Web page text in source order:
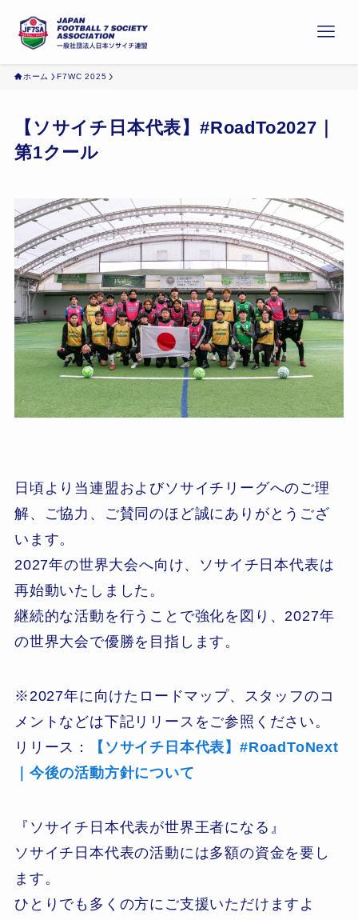
ホーム F7WC 2025
【ソサイチ日本代表】#RoadTo2027｜
第1クール
日頃より当連盟およびソサイチリーグへのご理
解、ご協力、ご賛同のほど誠にありがとうござ
います。
2027年の世界大会へ向け、ソサイチ日本代表は
再始動いたしました。
継続的な活動を行うことで強化を図り、2027年
の世界大会で優勝を目指します。
※2027年に向けたロードマップ、スタッフのコ
メントなどは下記リリースをご参照ください。
リリース：
【ソサイチ日本代表】#RoadToNext
｜今後の活動方針について
『ソサイチ日本代表が世界王者になる』
ソサイチ日本代表の活動には多額の資金を要し
ます。
ひとりでも多くの方にご支援いただけますよ